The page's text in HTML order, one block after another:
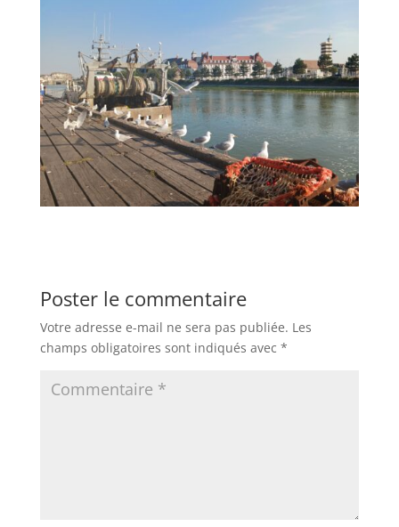
Poster le commentaire
Votre adresse e-mail ne sera pas publiée. Les
champs obligatoires sont indiqués avec *